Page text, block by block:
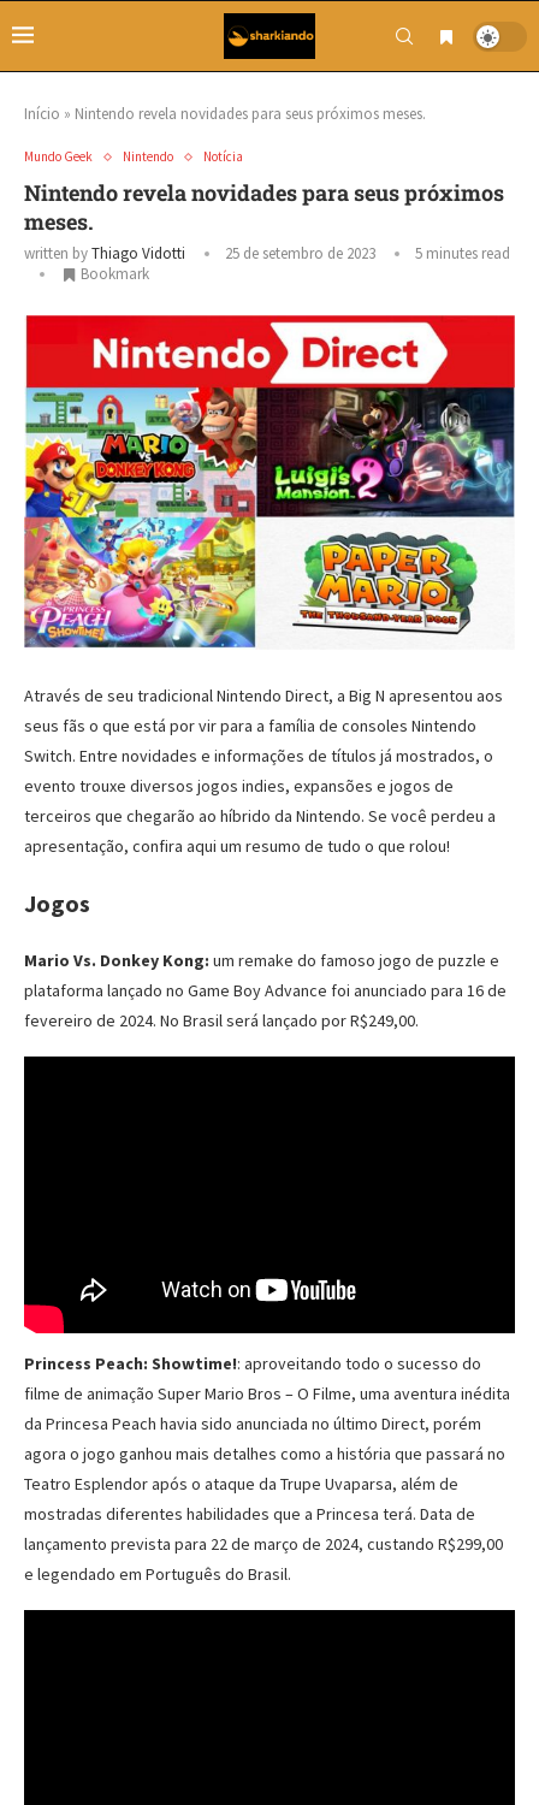
Início » Nintendo revela novidades para seus próximos meses.
Mundo Geek Nintendo Notícia
Nintendo revela novidades para seus próximos
meses.
written byThiago Vidotti 25 de setembro de 2023
5 minutes read
Bookmark
Através de seu tradicional Nintendo Direct, a Big N apresentou aos
seus fãs o que está por vir para a família de consoles Nintendo
Switch. Entre novidades e informações de títulos já mostrados, o
evento trouxe diversos jogos indies, expansões e jogos de
terceiros que chegarão ao híbrido da Nintendo. Se você perdeu a
apresentação, confira aqui um resumo de tudo o que rolou!
Jogos
Mario Vs. Donkey Kong: um remake do famoso jogo de puzzle e
plataforma lançado no Game Boy Advance foi anunciado para 16 de
fevereiro de 2024. No Brasil será lançado por R$249,00.
Princess Peach: Showtime!: aproveitando todo o sucesso do
filme de animação Super Mario Bros – O Filme, uma aventura inédita
da Princesa Peach havia sido anunciada no último Direct, porém
agora o jogo ganhou mais detalhes como a história que passará no
Teatro Esplendor após o ataque da Trupe Uvaparsa, além de
mostradas diferentes habilidades que a Princesa terá. Data de
lançamento prevista para 22 de março de 2024, custando R$299,00
e legendado em Português do Brasil.